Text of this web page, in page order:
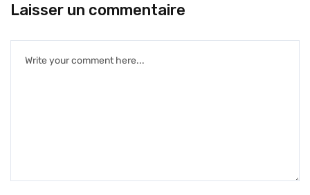
Laisser un commentaire